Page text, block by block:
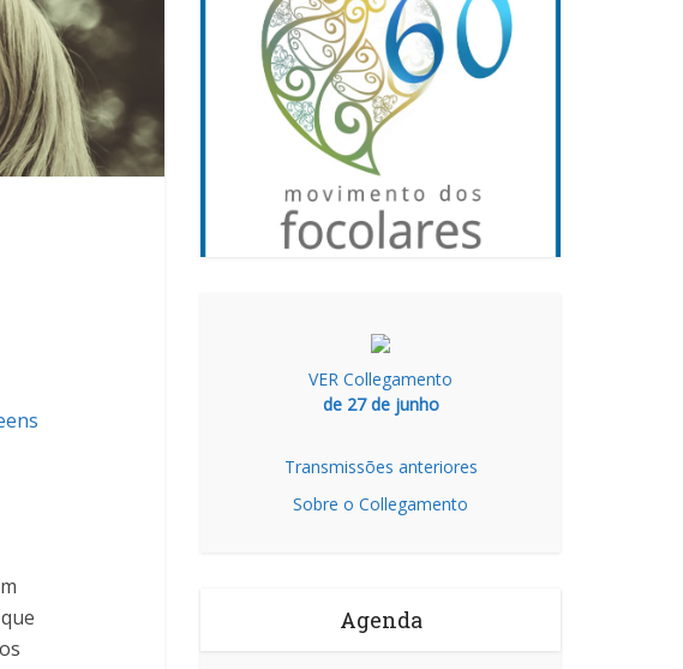
VER Collegamento
de 27 de junho
Transmissões anteriores
Sobre o Collegamento
Agenda